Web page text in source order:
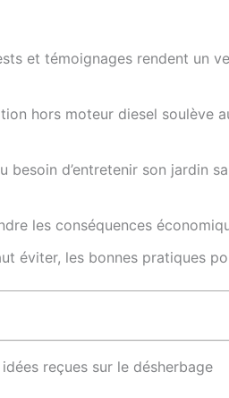
et témoignages rendent un
hors moteur diesel soulève
besoin d’entretenir son jardin
les conséquences
éviter, les bonnes pratiques
reçues sur le désherbage